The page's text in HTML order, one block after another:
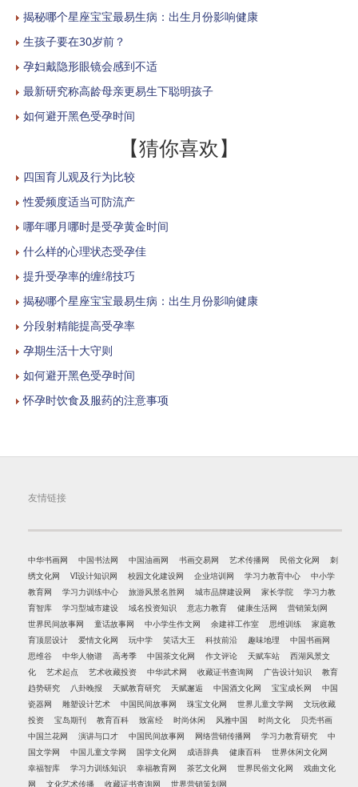
揭秘哪个星座宝宝最易生病：出生月份影响健康
生孩子要在30岁前？
孕妇戴隐形眼镜会感到不适
最新研究称高龄母亲更易生下聪明孩子
如何避开黑色受孕时间
【猜你喜欢】
四国育儿观及行为比较
性爱频度适当可防流产
哪年哪月哪时是受孕黄金时间
什么样的心理状态受孕佳
提升受孕率的缠绵技巧
揭秘哪个星座宝宝最易生病：出生月份影响健康
分段射精能提高受孕率
孕期生活十大守则
如何避开黑色受孕时间
怀孕时饮食及服药的注意事项
友情链接
中华书画网 中国书法网 中国油画网 书画交易网 艺术传播网 民俗文化网
刺
绣文化网
VI设计知识网 校园文化建设网 企业培训网 学习力教育中心
中小学
教育网
学习力训练中心 旅游风景名胜网 城市品牌建设网 家长学院
学习力教
育智库
学习型城市建设 域名投资知识 意志力教育 健康生活网
营销策划网
世界民间故事网
童话故事网 中小学生作文网 余建祥工作室 思维训练
家庭教
育顶层设计
爱情文化网 玩中学 笑话大王 科技前沿 趣味地理
中国书画网
思维谷
中华人物谱 高考季 中国茶文化网 作文评论 天赋车站
西湖风景文
化
艺术起点 艺术收藏投资 中华武术网 收藏证书查询网 广告设计知识
教育
趋势研究
八卦晚报 天赋教育研究 天赋邂逅 中国酒文化网 宝宝成长网
中国
瓷器网
雕塑设计艺术 中国民间故事网 珠宝文化网 世界儿童文学网
文玩收藏
投资
宝岛期刊 教育百科 致富经 时尚休闲 风雅中国 时尚文化
贝壳书画
中国兰花网
演讲与口才 中国民间故事网 网络营销传播网 学习力教育研究
中
国文学网
中国儿童文学网 国学文化网 成语辞典 健康百科
世界休闲文化网
幸福智库
学习力训练知识 幸福教育网 茶艺文化网 世界民俗文化网
戏曲文化
网
文化艺术传播 收藏证书查询网 世界营销策划网